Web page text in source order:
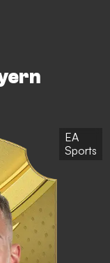
EA
Sports